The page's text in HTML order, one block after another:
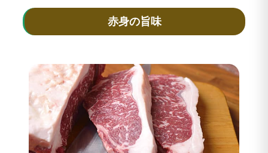
赤身の旨味